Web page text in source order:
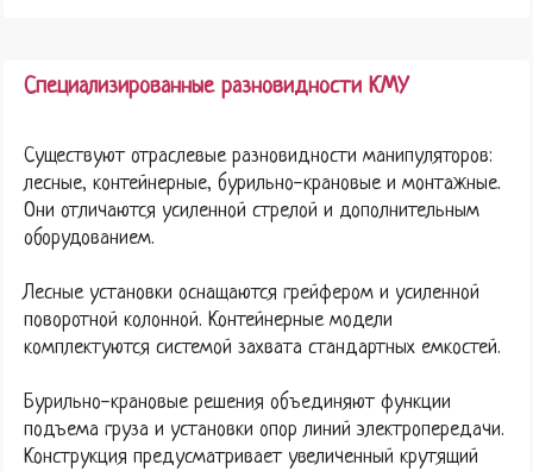
Специализированные разновидности КМУ
Существуют отраслевые разновидности манипуляторов:
лесные, контейнерные, бурильно-крановые и монтажные.
Они отличаются усиленной стрелой и дополнительным
оборудованием.
Лесные установки оснащаются грейфером и усиленной
поворотной колонной. Контейнерные модели
комплектуются системой захвата стандартных емкостей.
Бурильно-крановые решения объединяют функции
подъема груза и установки опор линий электропередачи.
Конструкция предусматривает увеличенный крутящий